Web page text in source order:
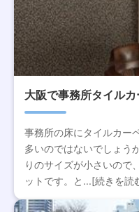
大阪で事務所タイル
事務所の床にタイルカー
多いのではないでしょう
りのサイズが小さいので
ットです。と...[続きを読